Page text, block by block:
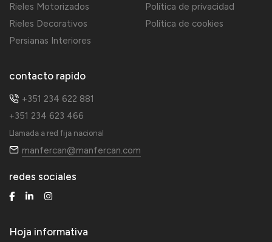
Rieles Motorizados
Rieles Decorativos
Persianas Interiores
Política de privacidad
Política de cookies
contacto rapido
+351 234 622 881
+351 234 623 466
Llamada a red fija nacional
manfercan@manfercan.com
redes sociales
Hoja informativa